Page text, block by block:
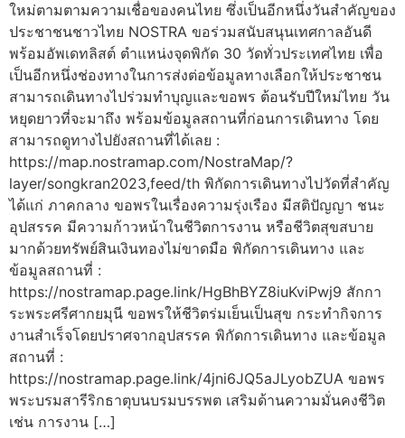
ใหม่ตามตามความเชื่อของคนไทย ซึ่งเป็นอีกหนึ่งวันสำคัญของ
ประชาชนชาวไทย NOSTRA ขอร่วมสนับสนุนเทศกาลอันดี
พร้อมอัพเดทลิสต์ ตำแหน่งจุดพิกัด 30 วัดทั่วประเทศไทย เพื่อ
เป็นอีกหนึ่งช่องทางในการส่งต่อข้อมูลทางเลือกให้ประชาชน
สามารถเดินทางไปร่วมทำบุญและขอพร ต้อนรับปีใหม่ไทย วัน
หยุดยาวที่จะมาถึง พร้อมข้อมูลสถานที่ก่อนการเดินทาง โดย
สามารถดูทางไปยังสถานที่ได้เลย :
https://map.nostramap.com/NostraMap/?
layer/songkran2023,feed/th พิกัดการเดินทางไปวัดที่สำคัญ
ได้แก่ ภาคกลาง ขอพรในเรื่องความรุ่งเรือง มีสติปัญญา ชนะ
อุปสรรค มีความก้าวหน้าในชีวิตการงาน หรือชีวิตสุขสบาย
มากด้วยทรัพย์สินเงินทองไม่ขาดมือ พิกัดการเดินทาง และ
ข้อมูลสถานที่ :
https://nostramap.page.link/HgBhBYZ8iuKviPwj9 สักกา
ระพระศรีศากยมุนี ขอพรให้ชีวิตร่มเย็นเป็นสุข กระทำกิจการ
งานสำเร็จโดยปราศจากอุปสรรค พิกัดการเดินทาง และข้อมูล
สถานที่ :
https://nostramap.page.link/4jni6JQ5aJLyobZUA ขอพร
พระบรมสารีริกธาตุบนบรมบรรพต เสริมด้านความมั่นคงชีวิต
เช่น การงาน […]